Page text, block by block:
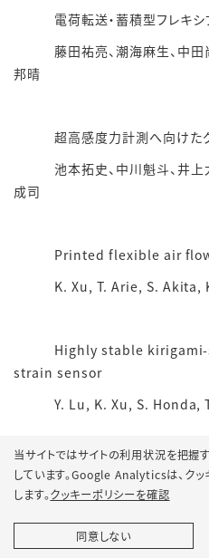
電荷転送・蓄積型フレキシ
藤田祐亮、潮海麻生、中田尚
邦晴
超高感度力計測へ向けたグ
池本拓史、中川魁斗、井上太
成司
Printed flexible air flow
K. Xu, T. Arie, S. Akita,
Highly stable kirigami-
strain sensor
Y. Lu, K. Xu, S. Honda,
第57回フラーレン・ナノ
ジウム (名古屋、名古屋
ナノカーボンを用いたフレキ
竹井邦晴（依頼講演）
当サイトではサイトの利用状況を把
しています。Google Analyticsは、 ク
します。クッキーポリシーを確認
同意しない